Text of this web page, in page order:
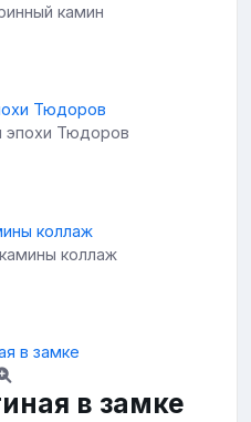
камин
эпохи Тюдоров
коллаж
в замке